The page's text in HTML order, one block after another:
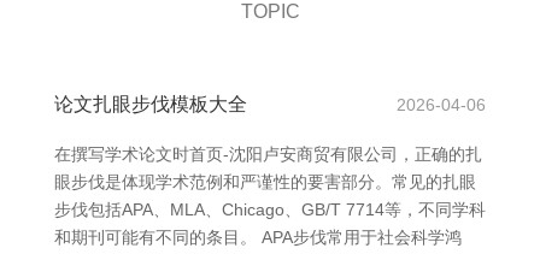
TOPIC
论文扎眼步伐模板大全 2026-04-06
在撰写学术论文时首页-沈阳卢安商贸有限公司，正确的扎
眼步伐是体现学术范例和严谨性的要害部分。常见的扎眼
步伐包括APA、MLA、Chicago、GB/T 7714等，不同学科
和期刊可能有不同的条目。 APA步伐常用于社会科学鸿